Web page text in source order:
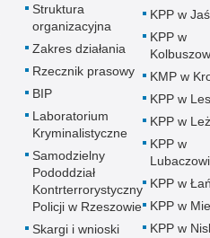
Struktura
organizacyjna
Zakres działania
Rzecznik prasowy
BIP
Laboratorium
Kryminalistyczne
Samodzielny
Pododdział
Kontrterrorystyczny
Policji w Rzeszowie
Skargi i wnioski
KPP w
KPP w
KMP w
KPP w
KPP w
KPP w
KPP w
KPP w
KPP w